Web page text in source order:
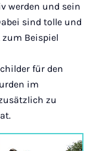
werden und sein
sind tolle und
Beispiel
für den
im
zu